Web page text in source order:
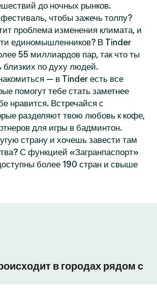
до ночных рынков.
чтобы зажечь толпу?
проблема изменения климата, и
единомышленников? В Tinder
55 миллиардов пар, так что ты
близких по духу людей.
— в Tinder есть все
помогут тебе стать заметнее
нравится. Встречайся с
разделяют твою любовь к кофе,
для игры в бадминтон.
страну и хочешь завести там
С функцией «Загранпаспорт»
более 190 стран и свыше
в городах рядом с